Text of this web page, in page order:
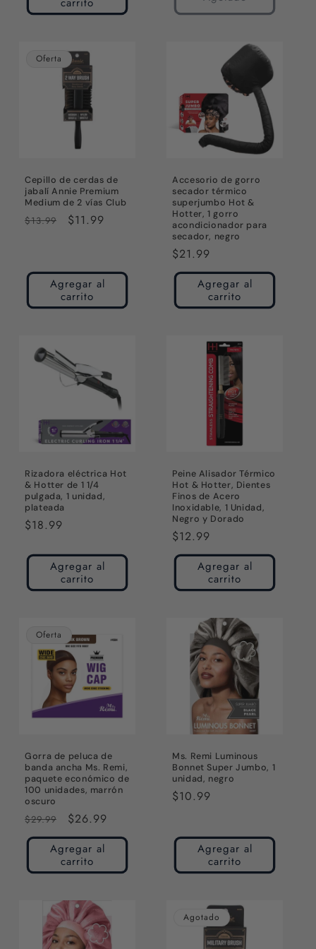
Oferta
Cepillo de cerdas de
jabalí Annie Premium
Medium de 2 vías Club
Precio
$13.99
Precio
$11.99
Agregar al
carrito
Accesorio de gorro
secador térmico
superjumbo Hot &
Hotter, 1 gorro
acondicionador para
secador, negro
Precio
habitual
$21.99
Agregar al
carrito
Rizadora eléctrica Hot
& Hotter de 1 1/4
pulgada, 1 unidad,
plateada
Precio
$18.99
Agregar al
carrito
Peine Alisador Térmico
Hot & Hotter, Dientes
Finos de Acero
Inoxidable, 1 Unidad,
Negro y Dorado
Precio
habitual
$12.99
Agregar al
carrito
Oferta
Gorra de peluca de
banda ancha Ms. Remi,
paquete económico de
100 unidades, marrón
oscuro
Precio
habitual
$29.99
Precio
de
oferta
$26.99
Agregar al
carrito
Ms. Remi Luminous
Bonnet Super Jumbo, 1
unidad, negro
Precio
$10.99
Agregar al
carrito
Agotado